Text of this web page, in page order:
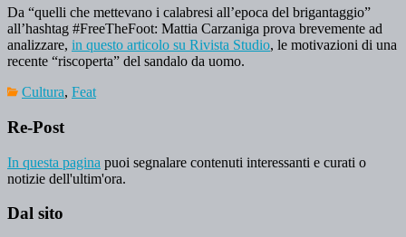
Da “quelli che mettevano i calabresi all’epoca del brigantaggio”
all’hashtag #FreeTheFoot: Mattia Carzaniga prova brevemente ad
analizzare, in questo articolo su Rivista Studio, le motivazioni di una
recente “riscoperta” del sandalo da uomo.
Cultura, Feat
Re-Post
In questa pagina puoi segnalare contenuti interessanti e curati o
notizie dell'ultim'ora.
Dal sito